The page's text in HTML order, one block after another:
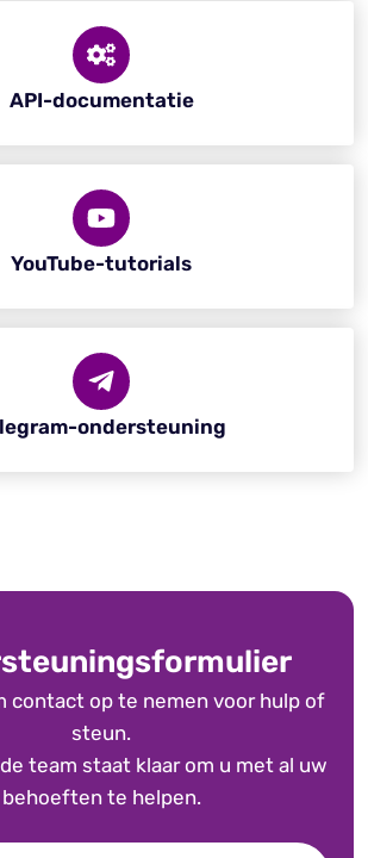
API-documentatie
YouTube-tutorials
ondersteuning
contact op te nemen voor hulp of
steun.
team staat klaar om u met al uw
behoeften te helpen.